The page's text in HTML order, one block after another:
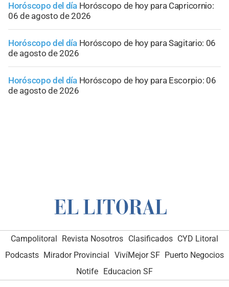
Horóscopo del día Horóscopo de hoy para Capricornio:
06 de agosto de 2026
Horóscopo del día Horóscopo de hoy para Sagitario: 06
de agosto de 2026
Horóscopo del día Horóscopo de hoy para Escorpio: 06
de agosto de 2026
Campolitoral Revista Nosotros Clasificados CYD Litoral
Podcasts Mirador Provincial VivíMejor SF Puerto Negocios
Notife
Educacion SF